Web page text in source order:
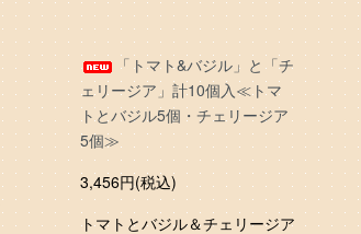
「トマト&バジル」と「チ
ェリージア」計10個入≪トマ
トとバジル5個・チェリージア
5個≫
3,456円(税込)
トマトとバジル＆チェリージア